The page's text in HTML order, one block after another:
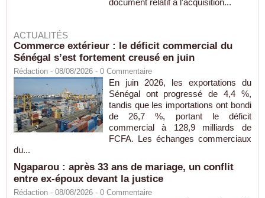
document relatif à l'acquisition...
ACTUALITÉS
Commerce extérieur : le déficit commercial du
Sénégal s’est fortement creusé en juin
Rédaction - 08/08/2026 - 0 Commentaire
En juin 2026, les exportations du
Sénégal ont progressé de 4,4 %,
tandis que les importations ont bondi
de 26,7 %, portant le déficit
commercial à 128,9 milliards de
FCFA. Les échanges commerciaux
du...
Ngaparou : après 33 ans de mariage, un conflit
entre ex-époux devant la justice
Rédaction - 08/08/2026 - 0 Commentaire